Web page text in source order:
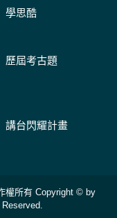
學思酷
歷屆考古題
講台閃耀計畫
權所有 Copyright © by